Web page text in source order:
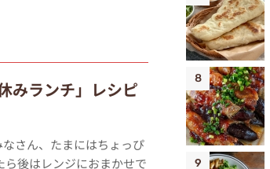
みランチ」レシピ
さん、たまにはちょっぴ
後はレンジにおまかせで